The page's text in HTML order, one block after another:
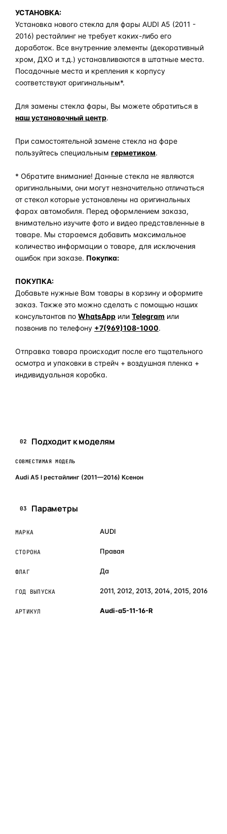
УСТАНОВКА:
Установка нового стекла для фары AUDI A5 (2011 -
2016) рестайлинг не требует каких-либо его
доработок. Все внутренние элементы (декоративный
хром, ДХО и т.д.) устанавливаются в штатные места.
Посадочные места и крепления к корпусу
соответствуют оригинальным*.
Для замены стекла фары, Вы можете обратиться в
наш установочный центр.
При самостоятельной замене стекла на фаре
пользуйтесь специальным герметиком.
* Обратите внимание! Данные стекла не являются
оригинальными, они могут незначительно отличаться
от стекол которые установлены на оригинальных
фарах автомобиля. Перед оформлением заказа,
внимательно изучите фото и видео представленные в
товаре. Мы стараемся добавить максимальное
количество информации о товаре, для исключения
ошибок при заказе. Покупка:
ПОКУПКА:
Добавьте нужные Вам товары в корзину и оформите
заказ. Также это можно сделать с помощью наших
консультантов по WhatsApp или Telegram или
позвонив по телефону +7(969)108-1000.
Отправка товара происходит после его тщательного
осмотра и упаковки в стрейч + воздушная пленка +
индивидуальная коробка.
02 Подходит к моделям
СОВМЕСТИМАЯ МОДЕЛЬ
Audi A5 I рестайлинг (2011—2016) Ксенон
03 Параметры
МАРКА AUDI
СТОРОНА Правая
ФЛАГ Да
ГОД ВЫПУСКА 2011, 2012, 2013, 2014, 2015, 2016
АРТИКУЛ Audi-a5-11-16-R